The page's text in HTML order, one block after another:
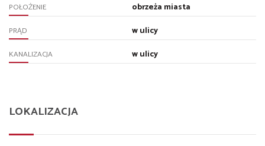
POŁOŻENIE obrzeża miasta
PRĄD w ulicy
KANALIZACJA w ulicy
LOKALIZACJA